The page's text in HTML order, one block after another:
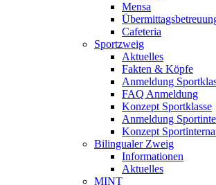
Mensa
Cafeteria
Sportzweig
Aktuelles
Fakten & Köpfe
Anmeldung
FAQ Anmeldung
Konzept Sportklasse
Anmeldung
Konzept
Bilingualer Zweig
Informationen
Aktuelles
MINT